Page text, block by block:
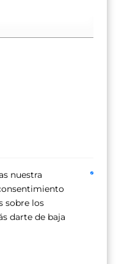
nuestra
sobre los
darte de baja